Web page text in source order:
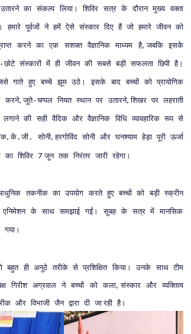
उतारने का संकल्प लिया। शिविर सत्र के दौरान मुख्य वक्ता
हमारे पूर्वजों ने हमें ऐसे संस्कार दिए हैं जो हमारे जीवन को
करने का एक सशक्त वैज्ञानिक माध्यम है,जबकि इसके
छोटे संस्कारों में ही जीवन की सबसे बड़ी सफलता छिपी है।
गाते हुए बच्चे झूम उठे। इसके बाद बच्चों को प्रायोगिक
करने,जूते-चप्पल नियत स्थान पर उतारने,शिखर पर लहराती
लगाने की सही वैदिक और वैज्ञानिक विधि व्यावहारिक रूप से
,के.जी.सोनी,हरगोविंद सोनी और घनश्याम हेड़ा पूरी ऊर्जा
का शिविर 7 जून तक निरंतर जारी रहेगा।
तकनीक का उपयोग करते हुए बच्चों को बड़ी स्क्रीन
एनिमेशन के साथ समझाई गईं। सुबह के सत्र में मानसिक
गया।
बहुत ही अनूठे तरीके से प्रशिक्षित किया। उनके साथ टीम
गिरीश अग्रवाल ने बच्चों को कला,संस्कार और
व्यक्तित्व
और विभाजी जैन द्वारा दी जा रही है।